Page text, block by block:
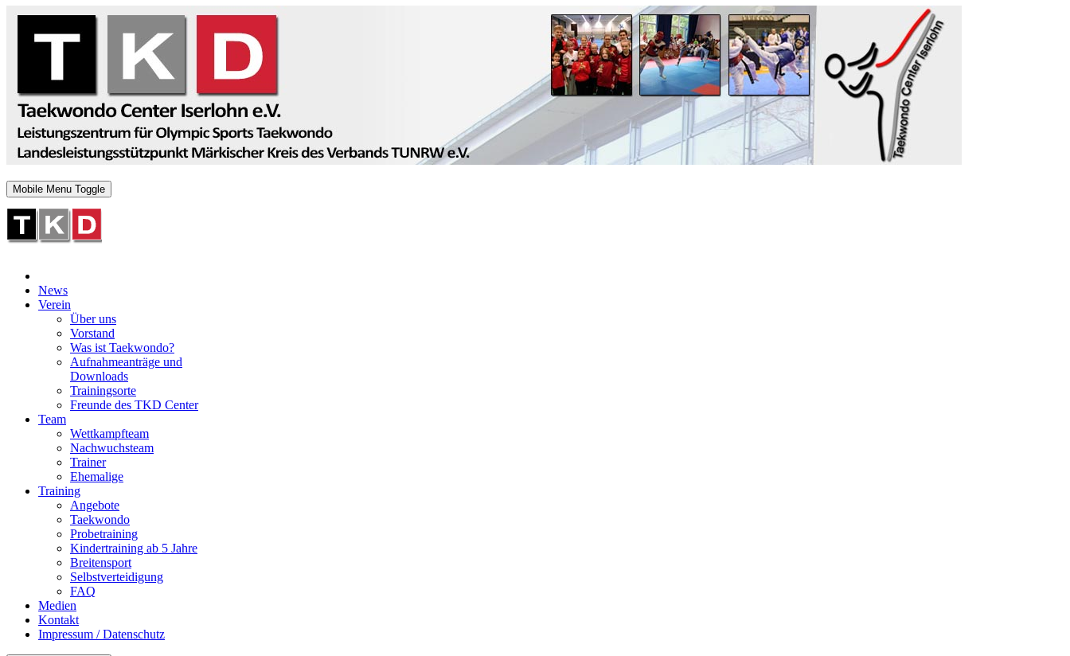
Mobile Menu Toggle
News
Verein
Über uns
Vorstand
Was ist Taekwondo?
Aufnahmeanträge und
Downloads
Trainingsorte
Freunde des TKD Center
Team
Wettkampfteam
Nachwuchsteam
Trainer
Ehemalige
Training
Angebote
Taekwondo
Probetraining
Kindertraining ab 5 Jahre
Breitensport
Selbstverteidigung
FAQ
Medien
Kontakt
Impressum / Datenschutz